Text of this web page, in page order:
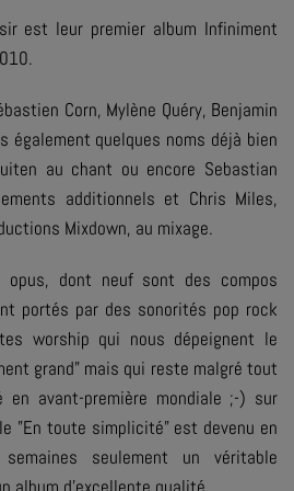
est leur premier album Infiniment
Corn, Mylène Quéry, Benjamin
également quelques noms déjà bien
au chant ou encore Sebastian
additionnels et Chris Miles,
Mixdown, au mixage.
dont neuf sont des compos
portés par des sonorités pop rock
worship qui nous dépeignent le
grand" mais qui reste malgré tout
en avant-première mondiale ;-) sur
"En toute simplicité" est devenu en
seulement un véritable